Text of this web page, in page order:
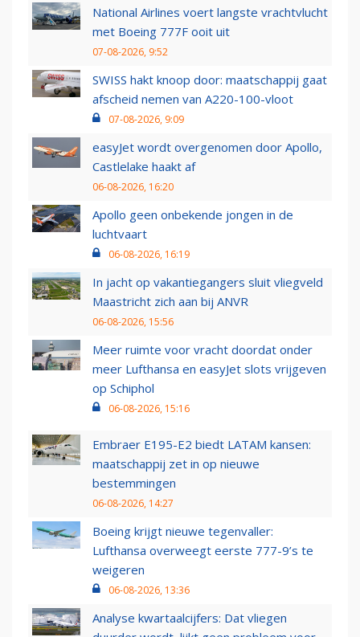
National Airlines voert langste vrachtvlucht
met Boeing 777F ooit uit
07-08-2026, 9:52
SWISS hakt knoop door: maatschappij gaat
afscheid nemen van A220-100-vloot
07-08-2026, 9:09
easyJet wordt overgenomen door Apollo,
Castlelake haakt af
06-08-2026, 16:20
Apollo geen onbekende jongen in de
luchtvaart
06-08-2026, 16:19
In jacht op vakantiegangers sluit vliegveld
Maastricht zich aan bij ANVR
06-08-2026, 15:56
Meer ruimte voor vracht doordat onder
meer Lufthansa en easyJet slots vrijgeven
op Schiphol
06-08-2026, 15:16
Embraer E195-E2 biedt LATAM kansen:
maatschappij zet in op nieuwe
bestemmingen
06-08-2026, 14:27
Boeing krijgt nieuwe tegenvaller:
Lufthansa overweegt eerste 777-9’s te
weigeren
06-08-2026, 13:36
Analyse kwartaalcijfers: Dat vliegen